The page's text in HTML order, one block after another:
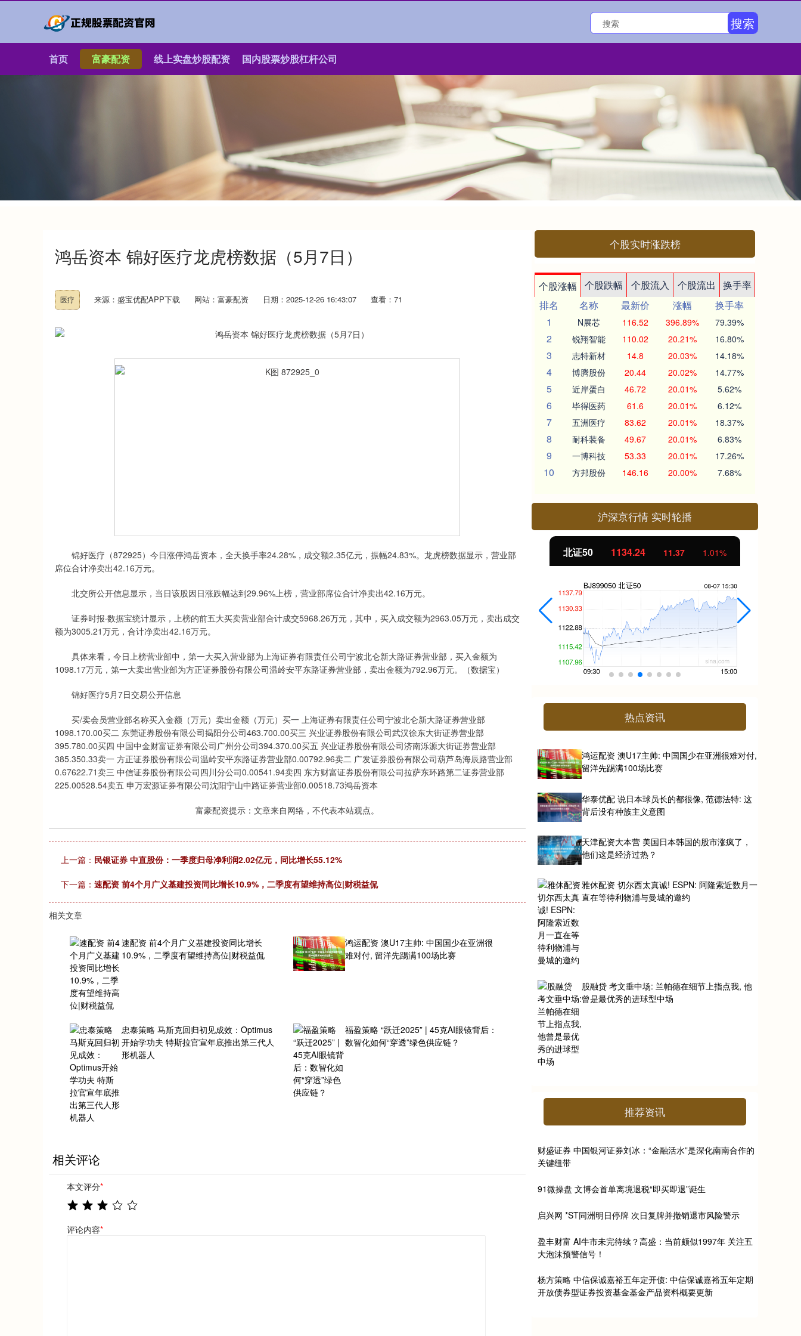
搜索
首页 富豪配资 线上实盘炒股配资 国内股票炒股杠杆公司
鸿岳资本 锦好医疗龙虎榜数据（5月7日）
医疗 来源：盛宝优配APP下载 网站：富豪配资 日期：2025-12-26 16:43:07 查看：71
锦好医疗（872925）今日涨停鸿岳资本，全天换手率24.28%，成交额2.35亿元，振幅24.83%。龙虎榜数据显示，营业部
席位合计净卖出42.16万元。
北交所公开信息显示，当日该股因日涨跌幅达到29.96%上榜，营业部席位合计净卖出42.16万元。
证券时报·数据宝统计显示，上榜的前五大买卖营业部合计成交5968.26万元，其中，买入成交额为2963.05万元，卖出成交
额为3005.21万元，合计净卖出42.16万元。
具体来看，今日上榜营业部中，第一大买入营业部为上海证券有限责任公司宁波北仑新大路证券营业部，买入金额为
1098.17万元，第一大卖出营业部为方正证券股份有限公司温岭安平东路证券营业部，卖出金额为792.96万元。（数据宝）
锦好医疗5月7日交易公开信息
买/卖会员营业部名称买入金额（万元）卖出金额（万元）买一 上海证券有限责任公司宁波北仑新大路证券营业部
1098.170.00买二 东莞证券股份有限公司揭阳分公司463.700.00买三 兴业证券股份有限公司武汉徐东大街证券营业部
395.780.00买四 中国中金财富证券有限公司广州分公司394.370.00买五 兴业证券股份有限公司济南泺源大街证券营业部
385.350.33卖一 方正证券股份有限公司温岭安平东路证券营业部0.00792.96卖二 广发证券股份有限公司葫芦岛海辰路营业部
0.67622.71卖三 中信证券股份有限公司四川分公司0.00541.94卖四 东方财富证券股份有限公司拉萨东环路第二证券营业部
225.00528.54卖五 申万宏源证券有限公司沈阳宁山中路证券营业部0.00518.73鸿岳资本
富豪配资提示：文章来自网络，不代表本站观点。
上一篇： 民银证券 中直股份：一季度归母净利润2.02亿元，同比增长55.12%
下一篇： 速配资 前4个月广义基建投资同比增长10.9%，二季度有望维持高位|财税益侃
相关文章
速配资 前4个月广义基建投资同比增长
10.9%，二季度有望维持高位|财税益侃
鸿运配资 澳U17主帅: 中国国少在亚洲很
难对付, 留洋先踢满100场比赛
忠泰策略 马斯克回归初见成效：Optimus
开始学功夫 特斯拉官宣年底推出第三代人
形机器人
福盈策略 “跃迁2025” | 45克AI眼镜背后：
数智化如何“穿透”绿色供应链？
相关评论
本文评分*
评论内容*
个股实时涨跌榜
个股涨幅 个股跌幅 个股流入 个股流出
换手率
排名
名称 最新价 涨幅
换手率
1
N展芯 116.52 396.89% 79.39%
2 锐翔智能 110.02 20.21% 16.80%
3 志特新材 14.8 20.03% 14.18%
4 博腾股份 20.44 20.02% 14.77%
5 近岸蛋白 46.72 20.01% 5.62%
6 毕得医药 61.6 20.01% 6.12%
7 五洲医疗 83.62 20.01% 18.37%
8 耐科装备 49.67 20.01% 6.83%
9 一博科技 53.33 20.01% 17.26%
10 方邦股份 146.16 20.00% 7.68%
沪深京行情 实时轮播
深证成指 14311.01 200.89 1.42% 沪深300 4694.44 43.13 0.93% 北证50 1134.24 11.37 1.01%
热点资讯
鸿运配资 澳U17主帅: 中国国少在亚洲很难对付,
留洋先踢满100场比赛
华泰优配 说日本球员长的都很像, 范德法特: 这
背后没有种族主义意图
天津配资大本营 美国日本韩国的股市涨疯了，
他们这是经济过热？
雅休配资 切尔西太真诚! ESPN: 阿隆索近数月一
直在等待利物浦与曼城的邀约
股融贷 考文垂中场: 兰帕德在细节上指点我, 他
曾是最优秀的进球型中场
推荐资讯
财盛证券 中国银河证券刘冰：“金融活水”是深化南南合作的
关键纽带
91微操盘 文博会首单离境退税“即买即退”诞生
启兴网 *ST同洲明日停牌 次日复牌并撤销退市风险警示
盈丰财富 AI牛市未完待续？高盛：当前颇似1997年 关注五
大泡沫预警信号！
杨方策略 中信保诚嘉裕五年定开债: 中信保诚嘉裕五年定期
开放债券型证券投资基金基金产品资料概要更新